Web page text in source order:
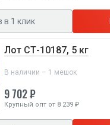
в 1 клик
Лот СТ-10187, 5 кг
В наличии – 1 мешок
9 702 ₽
Крупный опт от 8 239 ₽